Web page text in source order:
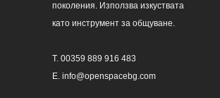
поколения. Използва изкуствата
като инструмент за общуване.
T. 00359 889 916 483
E. info@openspacebg.com